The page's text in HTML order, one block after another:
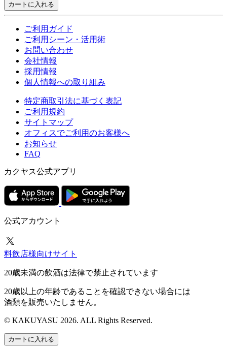
カートに入れる
ご利用ガイド
ご利用シーン・活用術
お問い合わせ
会社情報
採用情報
個人情報への取り組み
特定商取引法に基づく表記
ご利用規約
サイトマップ
オフィスでご利用のお客様へ
お知らせ
FAQ
カクヤス公式アプリ
公式アカウント
料飲店様向けサイト
20歳未満の飲酒は法律で禁止されています
20歳以上の年齢であることを確認できない場合には
酒類を販売いたしません。
© KAKUYASU 2026. ALL Rights Reserved.
カートに入れる